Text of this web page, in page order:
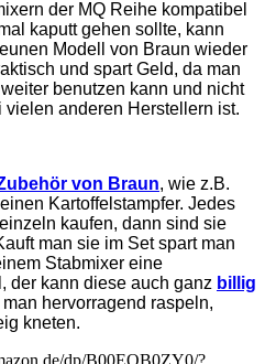
der MQ Reihe kompatibel
kaputt gehen sollte, kann
Modell von Braun wieder
und spart Geld, da man
benutzen kann und nicht
anderen Herstellern ist.
von Braun, wie z.B.
Kartoffelstampfer. Jedes
kaufen, dann sind sie
man sie im Set spart man
Stabmixer eine
der kann diese auch ganz billig
hervorragend raspeln,
kneten.